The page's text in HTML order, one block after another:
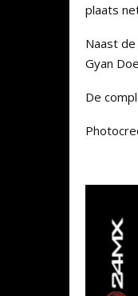
plaats
Naast
Gyan
De